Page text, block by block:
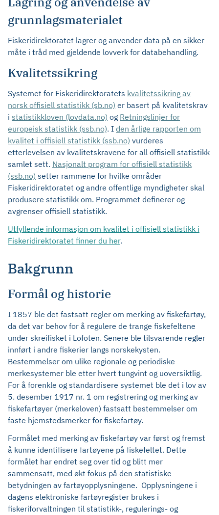
grunnlagsmaterialet
Fiskeridirektoratet lagrer og anvender data på en sikker
måte i tråd med gjeldende lovverk for databehandling.
Kvalitetssikring
Systemet for Fiskeridirektoratets kvalitetssikring av
norsk offisiell statistikk (sb.no) er basert på kvalitetskrav
i statistikkloven (lovdata.no) og Retningslinjer for
europeisk statistikk (ssb.no). I den årlige rapporten om
kvalitet i offisiell statistikk (ssb.no) vurderes
etterlevelsen av kvalitetskravene for all offisiell statistikk
samlet sett. Nasjonalt program for offisiell statistikk
(ssb.no) setter rammene for hvilke områder
Fiskeridirektoratet og andre offentlige myndigheter skal
produsere statistikk om. Programmet definerer og
avgrenser offisiell statistikk.
Utfyllende informasjon om kvalitet i offisiell statistikk i
Fiskeridirektoratet finner du her.
Bakgrunn
Formål og historie
I 1857 ble det fastsatt regler om merking av fiskefartøy,
da det var behov for å regulere de trange fiskefeltene
under skreifisket i Lofoten. Senere ble tilsvarende regler
innført i andre fiskerier langs norskekysten.
Bestemmelser om ulike regionale og periodiske
merkesystemer ble etter hvert tungvint og uoversiktlig.
For å forenkle og standardisere systemet ble det i lov av
5. desember 1917 nr. 1 om registrering og merking av
fiskefartøyer (merkeloven) fastsatt bestemmelser om
faste hjemstedsmerker for fiskefartøy.
Formålet med merking av fiskefartøy var først og fremst
å kunne identifisere fartøyene på fiskefeltet. Dette
formålet har endret seg over tid og blitt mer
sammensatt, med økt fokus på den statistiske
betydningen av fartøyopplysningene. Opplysningene i
dagens elektroniske fartøyregister brukes i
fiskeriforvaltningen til statistikk-, regulerings- og